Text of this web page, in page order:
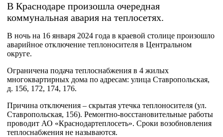
В Краснодаре произошла очередная
коммунальная авария на теплосетях.
В ночь на 16 января 2024 года в краевой столице произошло
аварийное отключение теплоносителя в Центральном
округе.
Ограничена подача теплоснабжения в 4 жилых
многоквартирных дома по адресам: улица Ставропольская,
д. 156, 172, 174, 176.
Причина отключения – скрытая утечка теплоносителя (ул.
Ставропольская, 156). Ремонтно-восстановительные работы
проводит АО «Краснодартеплосеть». Сроки возобновления
теплоснабжения не называются.